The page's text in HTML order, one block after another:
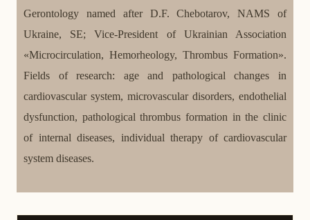
Gerontology named after D.F. Chebotarov, NAMS of
Ukraine, SE; Vice-President of Ukrainian Association
«Microcirculation, Hemorheology, Thrombus Formation».
Fields of research: age and pathological changes in
cardiovascular system, microvascular disorders, endothelial
dysfunction, pathological thrombus formation in the clinic
of internal diseases, individual therapy of cardiovascular
system diseases.